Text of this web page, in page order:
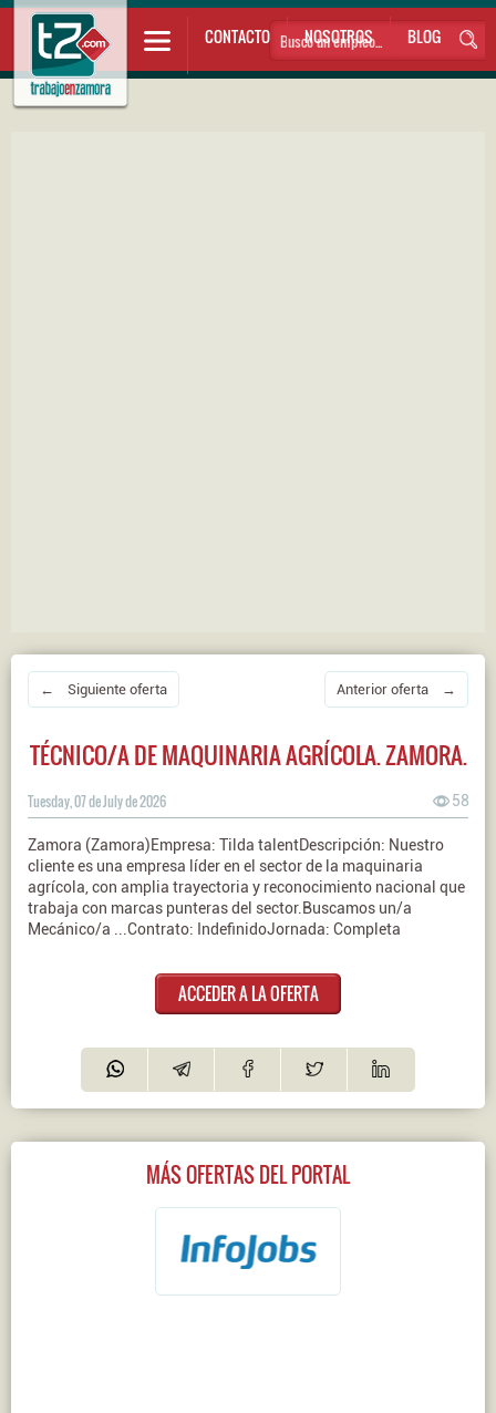
CONTACTO NOSOTROS BLOG
← Siguiente oferta Anterior oferta →
TÉCNICO/A DE MAQUINARIA AGRÍCOLA. ZAMORA.
Tuesday, 07 de July de 2026 58
Zamora (Zamora)Empresa: Tilda talentDescripción: Nuestro
cliente es una empresa líder en el sector de la maquinaria
agrícola, con amplia trayectoria y reconocimiento nacional que
trabaja con marcas punteras del sector.Buscamos un/a
Mecánico/a ...Contrato: IndefinidoJornada: Completa
ACCEDER A LA OFERTA
MÁS OFERTAS DEL PORTAL